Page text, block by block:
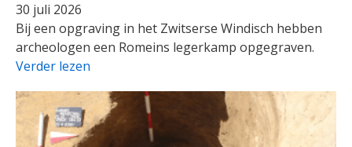
30 juli 2026
Bij een opgraving in het Zwitserse Windisch hebben
archeologen een Romeins legerkamp opgegraven.
Verder lezen